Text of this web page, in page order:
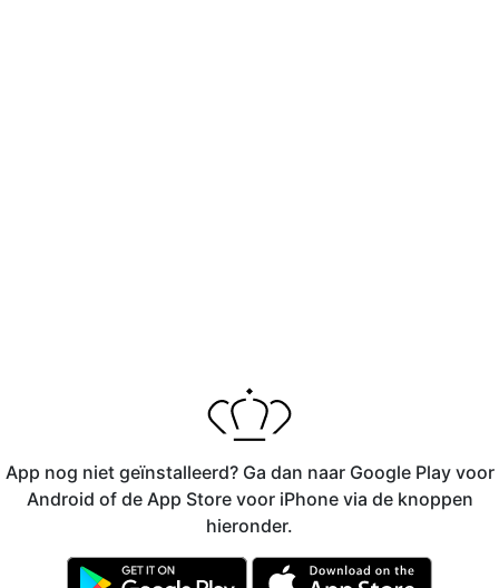
App nog niet geïnstalleerd? Ga dan naar Google Play voor
Android of de App Store voor iPhone via de knoppen
hieronder.